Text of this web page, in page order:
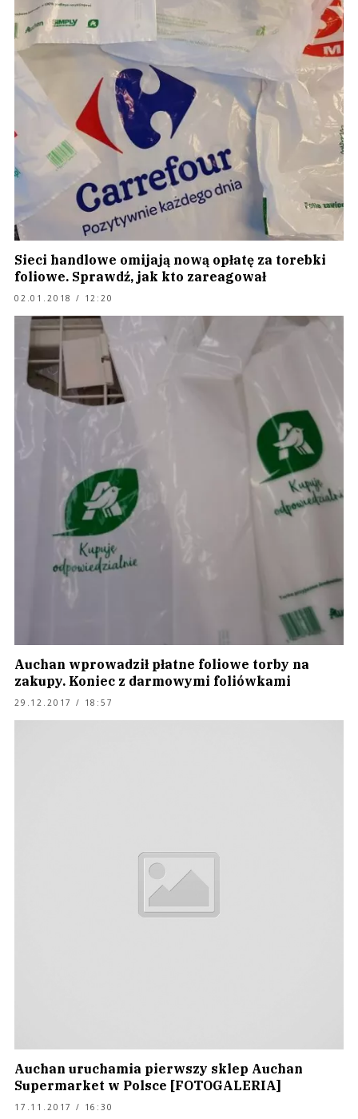
Sieci handlowe omijają nową opłatę za torebki
foliowe. Sprawdź, jak kto zareagował
02.01.2018 / 12:20
Auchan wprowadził płatne foliowe torby na
zakupy. Koniec z darmowymi foliówkami
29.12.2017 / 18:57
Auchan uruchamia pierwszy sklep Auchan
Supermarket w Polsce [FOTOGALERIA]
17.11.2017 / 16:30